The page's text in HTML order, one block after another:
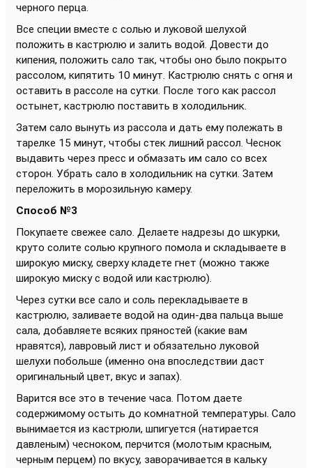
черного перца.
Все специи вместе с солью и луковой шелухой
положить в кастрюлю и залить водой. Довести до
кипения, положить сало так, чтобы оно было покрыто
рассолом, кипятить 10 минут. Кастрюлю снять с огня и
оставить в рассоле на сутки. После того как рассол
остынет, кастрюлю поставить в холодильник.
Затем сало вынуть из рассола и дать ему полежать в
тарелке 15 минут, чтобы стек лишний рассол. Чеснок
выдавить через пресс и обмазать им сало со всех
сторон. Убрать сало в холодильник на сутки. Затем
переложить в морозильную камеру.
Способ №3
Покупаете свежее сало. Делаете надрезы до шкурки,
круто солите солью крупного помола и складываете в
широкую миску, сверху кладете гнет (можно также
широкую миску с водой или кастрюлю).
Через сутки все сало и соль перекладываете в
кастрюлю, заливаете водой на один-два пальца выше
сала, добавляете всяких пряностей (какие вам
нравятся), лавровый лист и обязательно луковой
шелухи побольше (именно она впоследствии даст
оригинальный цвет, вкус и запах).
Варится все это в течение часа. Потом даете
содержимому остыть до комнатной температуры. Сало
вынимается из кастрюли, шпигуется (натирается
давленым) чесноком, перчится (молотым красным,
черным перцем) по вкусу, заворачивается в кальку